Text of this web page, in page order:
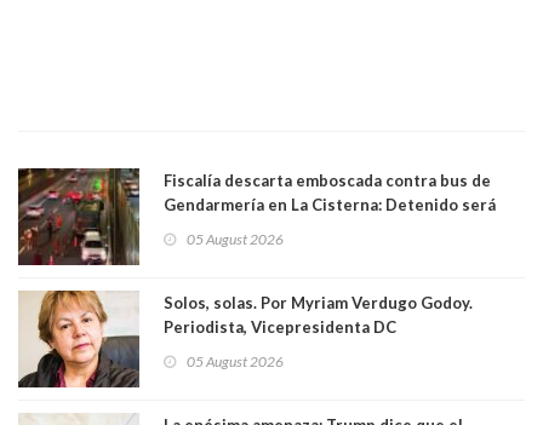
Fiscalía descarta emboscada contra bus de
Gendarmería en La Cisterna: Detenido será
05 August 2026
Solos, solas. Por Myriam Verdugo Godoy.
Periodista, Vicepresidenta DC
05 August 2026